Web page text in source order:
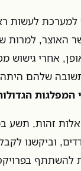
למערכת לעשות
האוצר, למרות
אחרי גישוש
שלהם
זהות, תשע
וביקשנו
נכונות להשתתף